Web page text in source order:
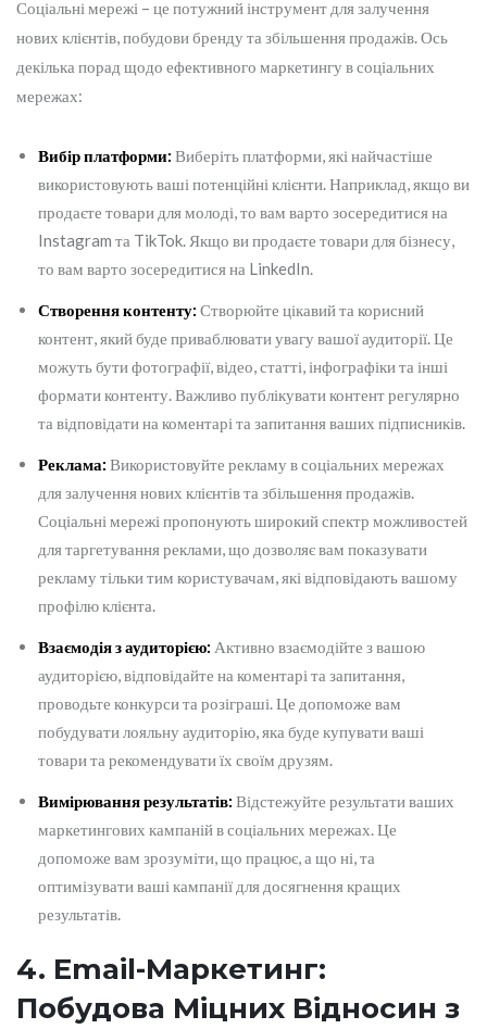
Соціальні мережі – це потужний інструмент для залучення
нових клієнтів, побудови бренду та збільшення продажів. Ось
декілька порад щодо ефективного маркетингу в соціальних
мережах:
Вибір платформи: Виберіть платформи, які найчастіше
використовують ваші потенційні клієнти. Наприклад, якщо ви
продаєте товари для молоді, то вам варто зосередитися на
Instagram та TikTok. Якщо ви продаєте товари для бізнесу,
то вам варто зосередитися на LinkedIn.
Створення контенту: Створюйте цікавий та корисний
контент, який буде приваблювати увагу вашої аудиторії. Це
можуть бути фотографії, відео, статті, інфографіки та інші
формати контенту. Важливо публікувати контент регулярно
та відповідати на коментарі та запитання ваших підписників.
Реклама: Використовуйте рекламу в соціальних мережах
для залучення нових клієнтів та збільшення продажів.
Соціальні мережі пропонують широкий спектр можливостей
для таргетування реклами, що дозволяє вам показувати
рекламу тільки тим користувачам, які відповідають вашому
профілю клієнта.
Взаємодія з аудиторією: Активно взаємодійте з вашою
аудиторією, відповідайте на коментарі та запитання,
проводьте конкурси та розіграші. Це допоможе вам
побудувати лояльну аудиторію, яка буде купувати ваші
товари та рекомендувати їх своїм друзям.
Вимірювання результатів: Відстежуйте результати ваших
маркетингових кампаній в соціальних мережах. Це
допоможе вам зрозуміти, що працює, а що ні, та
оптимізувати ваші кампанії для досягнення кращих
результатів.
4. Email-Маркетинг:
Побудова Міцних Відносин з